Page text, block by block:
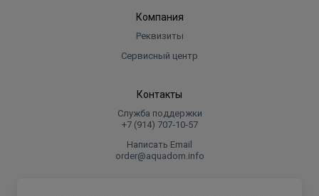
Компания
Реквизиты
Сервисный центр
Контакты
Служба поддержки
+7 (914) 707‑10‑57
Написать Email
order@aquadom.info